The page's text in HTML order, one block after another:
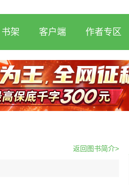
书架 客户端 作者专区
返回图书简介>